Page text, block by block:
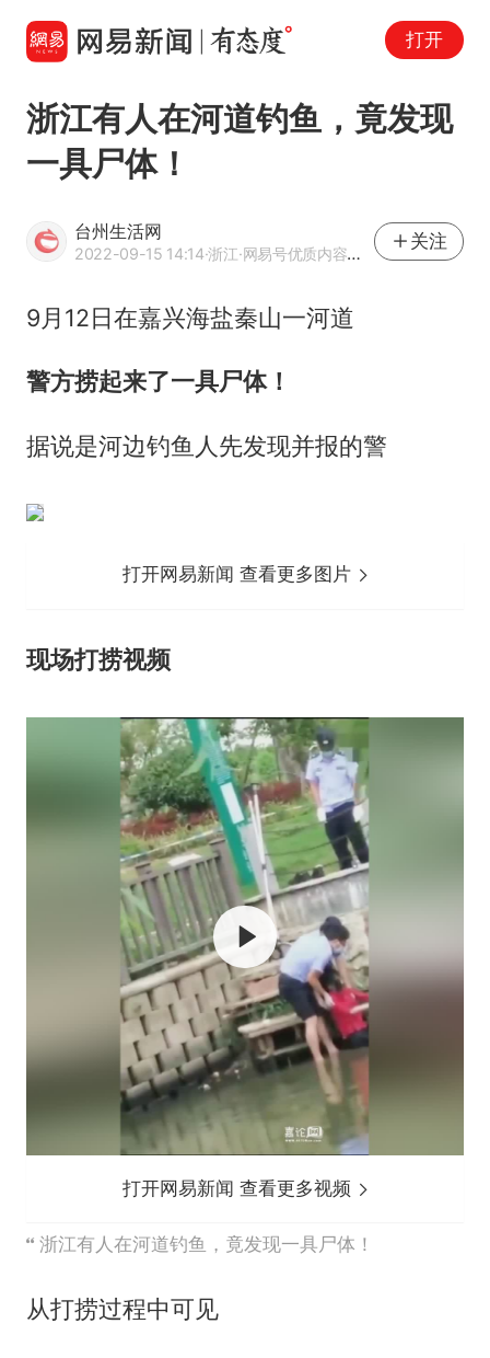
打开
浙江有人在河道钓鱼，竟发现
一具尸体！
台州生活网
2022-09-15 14:14·浙江·网易号优质内容创作者
关注
9月12日在嘉兴海盐秦山一河道
警方捞起来了一具尸体！
据说是河边钓鱼人先发现并报的警
打开网易新闻 查看更多图片
现场打捞视频
打开网易新闻 查看更多视频
浙江有人在河道钓鱼，竟发现一具尸体！
从打捞过程中可见